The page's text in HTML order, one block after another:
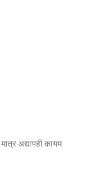
अद्यापही कायम